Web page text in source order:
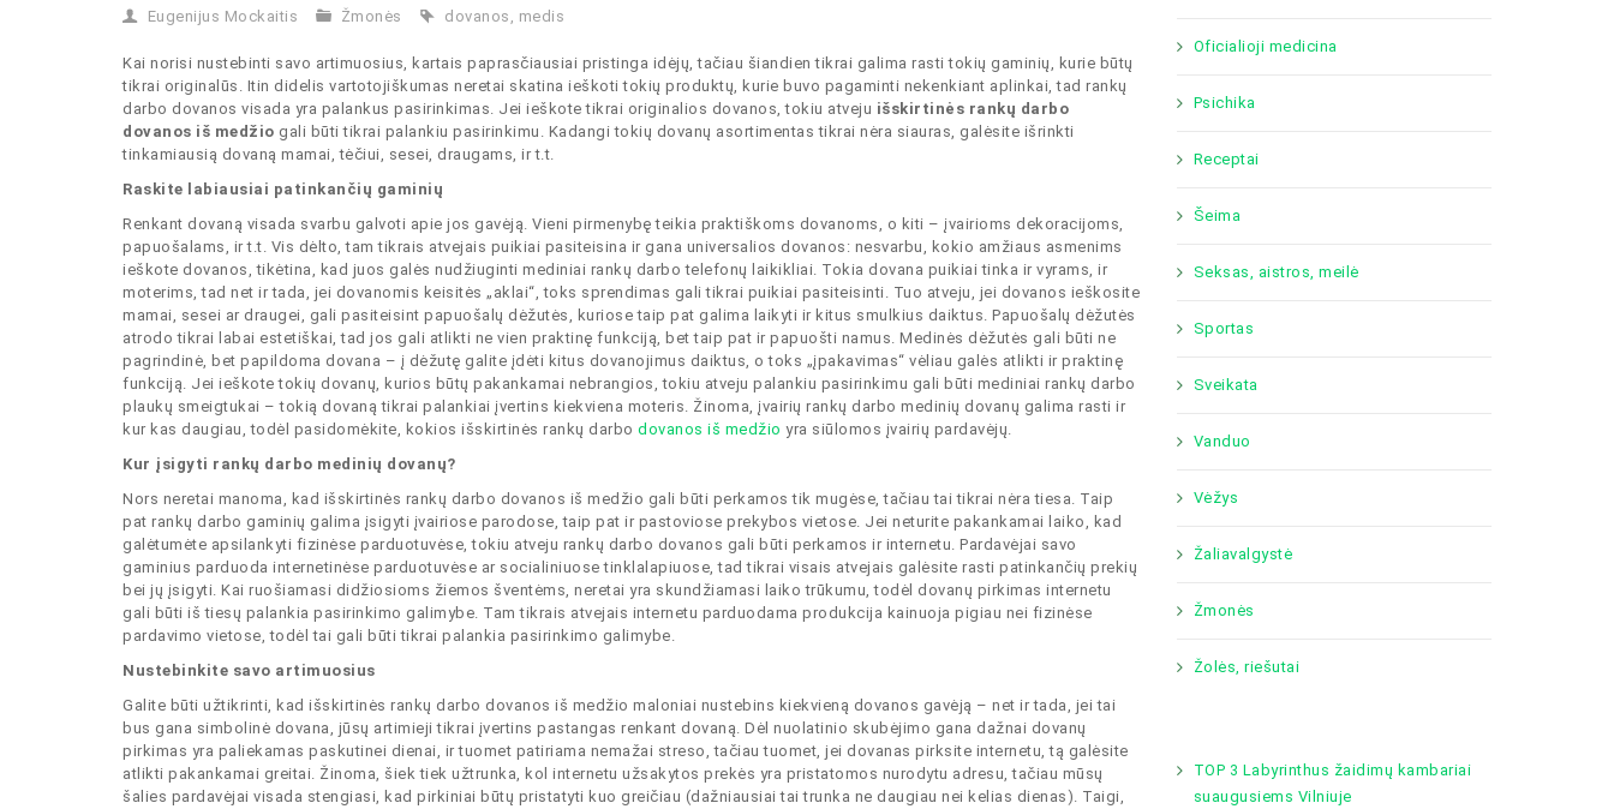
Eugenijus Mockaitis Žmonės dovanos , medis
Kai norisi nustebinti savo artimuosius, kartais paprasčiausiai pristinga idėjų, tačiau šiandien tikrai galima rasti tokių gaminių, kurie būtų
tikrai originalūs. Itin didelis vartotojiškumas neretai skatina ieškoti tokių produktų, kurie buvo pagaminti nekenkiant aplinkai, tad rankų
darbo dovanos visada yra palankus pasirinkimas. Jei ieškote tikrai originalios dovanos, tokiu atveju išskirtinės rankų darbo
dovanos iš medžio gali būti tikrai palankiu pasirinkimu. Kadangi tokių dovanų asortimentas tikrai nėra siauras, galėsite išrinkti
tinkamiausią dovaną mamai, tėčiui, sesei, draugams, ir t.t.
Raskite labiausiai patinkančių gaminių
Renkant dovaną visada svarbu galvoti apie jos gavėją. Vieni pirmenybę teikia praktiškoms dovanoms, o kiti – įvairioms dekoracijoms,
papuošalams, ir t.t. Vis dėlto, tam tikrais atvejais puikiai pasiteisina ir gana universalios dovanos: nesvarbu, kokio amžiaus asmenims
ieškote dovanos, tikėtina, kad juos galės nudžiuginti mediniai rankų darbo telefonų laikikliai. Tokia dovana puikiai tinka ir vyrams, ir
moterims, tad net ir tada, jei dovanomis keisitės „aklai“, toks sprendimas gali tikrai puikiai pasiteisinti. Tuo atveju, jei dovanos ieškosite
mamai, sesei ar draugei, gali pasiteisint papuošalų dėžutės, kuriose taip pat galima laikyti ir kitus smulkius daiktus. Papuošalų dėžutės
atrodo tikrai labai estetiškai, tad jos gali atlikti ne vien praktinę funkciją, bet taip pat ir papuošti namus. Medinės dėžutės gali būti ne
pagrindinė, bet papildoma dovana – į dėžutę galite įdėti kitus dovanojimus daiktus, o toks „įpakavimas“ vėliau galės atlikti ir praktinę
funkciją. Jei ieškote tokių dovanų, kurios būtų pakankamai nebrangios, tokiu atveju palankiu pasirinkimu gali būti mediniai rankų darbo
plaukų smeigtukai – tokią dovaną tikrai palankiai įvertins kiekviena moteris. Žinoma, įvairių rankų darbo medinių dovanų galima rasti ir
kur kas daugiau, todėl pasidomėkite, kokios išskirtinės rankų darbo dovanos iš medžio yra siūlomos įvairių pardavėjų.
Kur įsigyti rankų darbo medinių dovanų?
Nors neretai manoma, kad išskirtinės rankų darbo dovanos iš medžio gali būti perkamos tik mugėse, tačiau tai tikrai nėra tiesa. Taip
pat rankų darbo gaminių galima įsigyti įvairiose parodose, taip pat ir pastoviose prekybos vietose. Jei neturite pakankamai laiko, kad
galėtumėte apsilankyti fizinėse parduotuvėse, tokiu atveju rankų darbo dovanos gali būti perkamos ir internetu. Pardavėjai savo
gaminius parduoda internetinėse parduotuvėse ar socialiniuose tinklalapiuose, tad tikrai visais atvejais galėsite rasti patinkančių prekių
bei jų įsigyti. Kai ruošiamasi didžiosioms žiemos šventėms, neretai yra skundžiamasi laiko trūkumu, todėl dovanų pirkimas internetu
gali būti iš tiesų palankia pasirinkimo galimybe. Tam tikrais atvejais internetu parduodama produkcija kainuoja pigiau nei fizinėse
pardavimo vietose, todėl tai gali būti tikrai palankia pasirinkimo galimybe.
Nustebinkite savo artimuosius
Galite būti užtikrinti, kad išskirtinės rankų darbo dovanos iš medžio maloniai nustebins kiekvieną dovanos gavėją – net ir tada, jei tai
bus gana simbolinė dovana, jūsų artimieji tikrai įvertins pastangas renkant dovaną. Dėl nuolatinio skubėjimo gana dažnai dovanų
pirkimas yra paliekamas paskutinei dienai, ir tuomet patiriama nemažai streso, tačiau tuomet, jei dovanas pirksite internetu, tą galėsite
atlikti pakankamai greitai. Žinoma, šiek tiek užtrunka, kol internetu užsakytos prekės yra pristatomos nurodytu adresu, tačiau mūsų
šalies pardavėjai visada stengiasi, kad pirkiniai būtų pristatyti kuo greičiau (dažniausiai tai trunka ne daugiau nei kelias dienas). Taigi,
Oficialioji medicina
Psichika
Receptai
Šeima
Seksas, aistros, meilė
Sportas
Sveikata
Vanduo
Vėžys
Žaliavalgystė
Žmonės
Žolės, riešutai
TOP 3 Labyrinthus žaidimų kambariai
suaugusiems Vilniuje